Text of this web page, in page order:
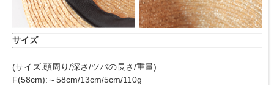
サイズ
(サイズ:頭周り/深さ/ツバの長さ/重量)
F(58cm):～58cm/13cm/5cm/110g